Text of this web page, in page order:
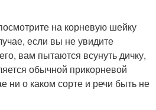
на корневую шейку
если вы не увидите
вам пытаются всунуть дичку,
обычной прикорневой
ни о каком сорте и речи быть не